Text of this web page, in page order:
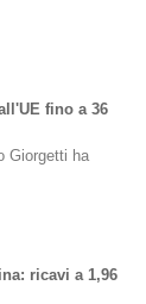
fino a 36
Giorgetti ha
ricavi a 1,96